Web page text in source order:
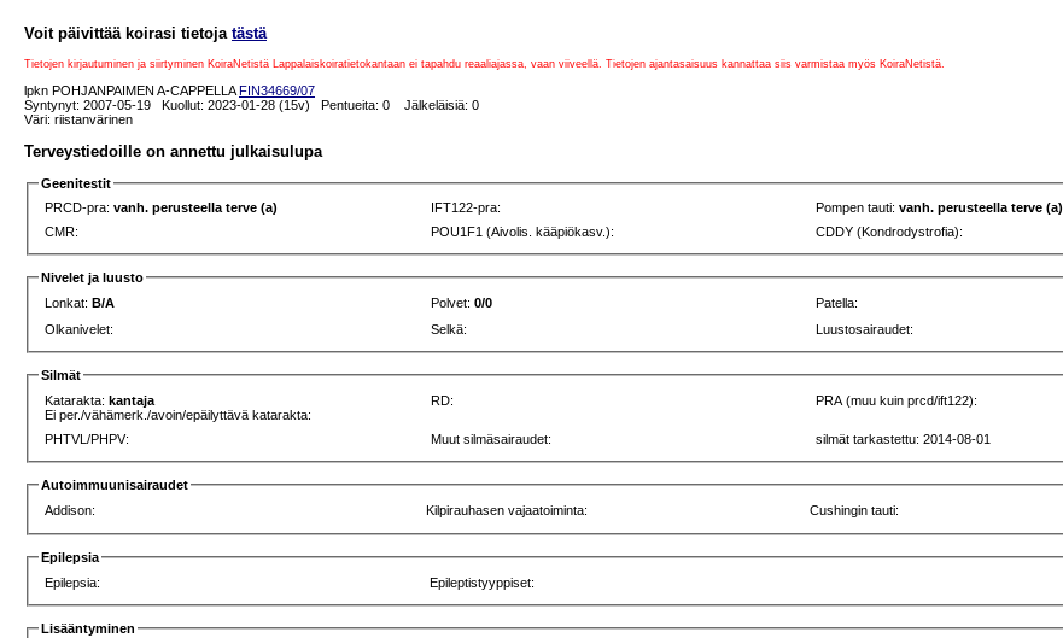
Voit päivittää koirasi tietoja tästä
Tietojen kirjautuminen ja siirtyminen KoiraNetistä Lappalaiskoiratietokantaan ei tapahdu reaaliajassa, vaan viiveellä. Tietojen ajantasaisuus kannattaa siis varmistaa myös KoiraNetistä.
lpkn POHJANPAIMEN A-CAPPELLAFIN34669/07
Syntynyt: 2007-05-19 Kuollut: 2023-01-28 (15v) Pentueita: 0 Jälkeläisiä: 0
Väri: riistanvärinen
Terveystiedoille on annettu julkaisulupa
Geenitestit
PRCD-pra:vanh. perusteella terve (a) IFT122-pra: Pompen tauti:vanh. perusteella terve (a)
CMR:
POU1F1 (Aivolis. kääpiökasv.): CDDY (Kondrodystrofia):
Nivelet ja luusto
Lonkat:B/A Polvet:0/0 Patella:
Olkanivelet:
Selkä: Luustosairaudet:
Silmät
Katarakta:kantaja
Ei per./vähämerk./avoin/epäilyttävä katarakta:
RD: PRA (muu kuin prcd/ift122):
PHTVL/PHPV: Muut silmäsairaudet: silmät tarkastettu: 2014-08-01
Autoimmuunisairaudet
Addison:
Kilpirauhasen vajaatoiminta: Cushingin tauti:
Epilepsia
Epilepsia:
Epileptistyyppiset:
Lisääntyminen